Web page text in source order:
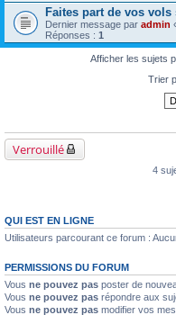
Faites part de vos vols
Dernier message par admin
Réponses : 1
Afficher les sujets
Trier
Verrouillé
4
QUI EST EN LIGNE
Utilisateurs parcourant ce forum :
PERMISSIONS DU FORUM
Vous ne pouvez pas poster de
Vous ne pouvez pas répondre aux
Vous ne pouvez pas modifier vos